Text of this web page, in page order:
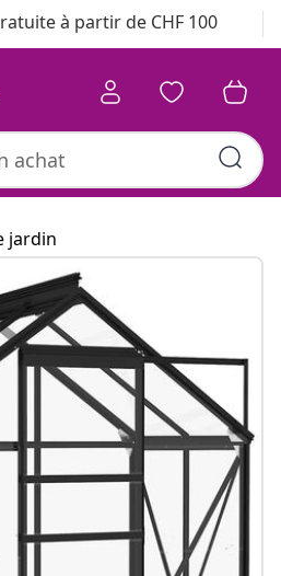
à partir de CHF 100
jardin